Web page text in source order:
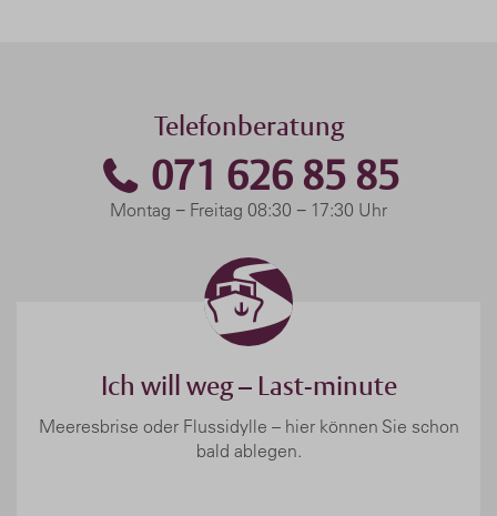
Telefonberatung
071 626 85 85
Montag − Freitag 08:30 − 17:30 Uhr
Ich will weg – Last-minute
Meeresbrise oder Flussidylle – hier können Sie schon
bald ablegen.